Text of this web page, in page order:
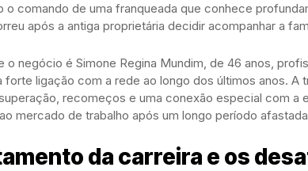
o comando de uma franqueada que conhece
após a antiga proprietária decidir acompanhar a
o negócio é Simone Regina Mundim, de 46 anos,
forte ligação com a rede ao longo dos últimos anos. A
recomeços e uma conexão especial com a
mercado de trabalho após um longo período
da carreira e os